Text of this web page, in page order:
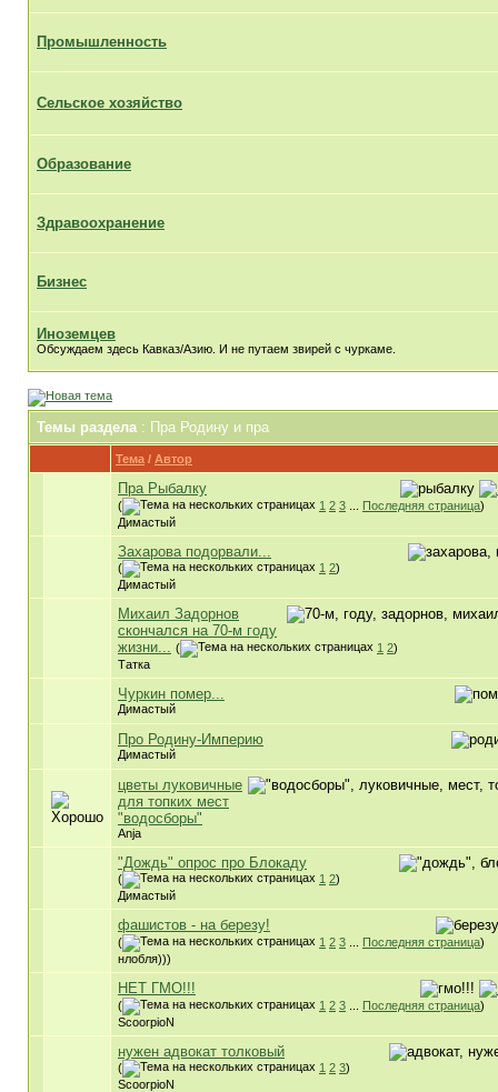
Промышленность
Сельское хозяйство
Образование
Здравоохранение
Бизнес
Иноземцев
Обсуждаем здесь Кавказ/Азию. И не путаем звирей с чуркаме.
Темы раздела: Пра Родину и пра
Тема / Автор
Пра Рыбалку
( 1 2 3 Последняя страница)
Димастый
Захарова подорвали...
( 1 2)
Димастый
Михаил Задорнов
скончался на 70-м году
жизни... ( 1 2)
Татка
Чуркин помер...
Димастый
Про Родину-Империю
Димастый
цветы луковичные
для топких мест
"водосборы"
Anja
"Дождь" опрос про Блокаду
( 1 2)
Димастый
фашистов - на березу!
( 1 2 3 Последняя страница)
нлобля)))
НЕТ ГМО!!!
( 1 2 3 Последняя страница)
ScoorpioN
нужен адвокат толковый
( 1 2 3)
ScoorpioN